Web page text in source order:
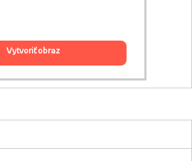
vytvoriť obraz